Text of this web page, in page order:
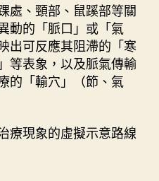
處、頸部、鼠蹊部等關
動的「脈口」或「氣
出可反應其阻滯的「寒
等表象，以及脈氣傳輸
的「輸穴」（節、氣
療現象的虛擬示意路線